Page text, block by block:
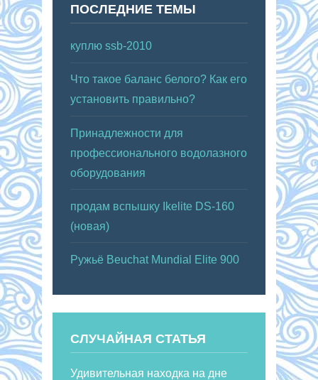
ПОСЛЕДНИЕ ТЕМЫ
куплю ssb-2010
Что такое баланс белого? Как его
установить правильно?
Принадлежности для
профессионального водолазного
оборудования
продам вспышку Ikelite DS-160
(новая)
Ружьё Beuchat Mundial Elite 900
СЛУЧАЙНАЯ СТАТЬЯ
Удивительная находка на дне